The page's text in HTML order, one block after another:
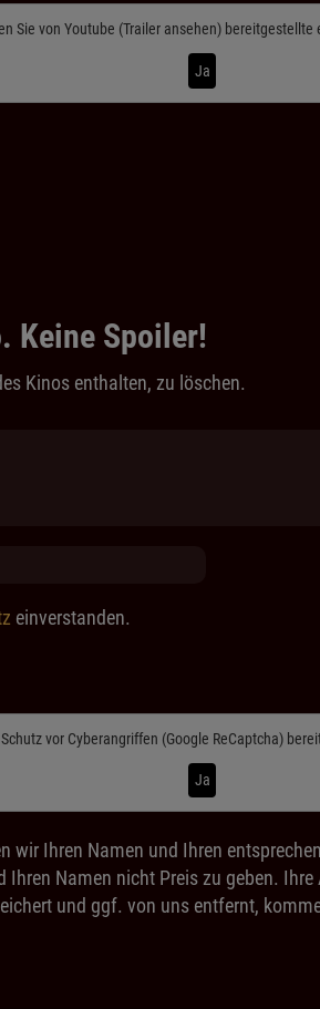
Sie von Youtube (Trailer ansehen)bereitgestellte
Ja
Keine Spoiler!
Kinos enthalten, zu löschen.
einverstanden.
Schutz vor Cyberangriffen (Google ReCaptcha)
Ja
Ihren Namen und Ihren
Namen nicht Preis zu geben.
und ggf. von uns entfernt,